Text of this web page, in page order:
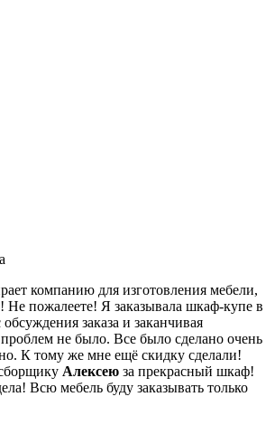
компанию для изготовления мебели,
пожалеете! Я заказывала шкаф-купе в
заказа и заканчивая
не было. Все было сделано очень
К тому же мне ещё скидку сделали!
Алексею за прекрасный шкаф!
Всю мебель буду заказывать только